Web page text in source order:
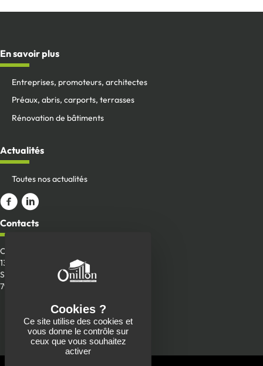
En savoir plus
Entreprises, promoteurs, architectes
Préaux, abris, carports, terrasses
Rénovation de bâtiments
Actualités
Toutes nos actualités
Aller sur la page Facebook
ALler sur le compte Linkedin
Contacts
Onillon SAS
13 Place de la Roche
Saint-Aubin-de-Baubigné
79700 Mauléon
Envoyer un message
05 49 81 90 22
Ce site utilise des cookies et
vous donne le contrôle sur
ceux que vous souhaitez
activer